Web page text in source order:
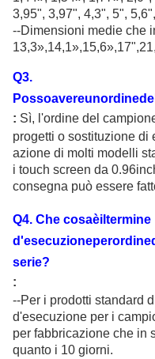
3,95", 3,97", 4,3", 5",
--Dimensioni medie che
13,3
Q3.
: Sì, l'ordine del
progetti o sostituzione di
azione di molti modelli
i touch screen da
consegna può essere
Q4. Che cosaèiltermine
serie?
:
--Per i prodotti standard
d'esecuzione per i
per fabbricazione che in
quanto i 10 giorni.